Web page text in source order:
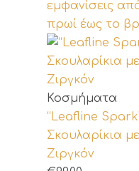
Κοσμήματα
“Leafline
Σκουλαρίκια με
Ζιργκόν
Αυτό
το
προϊόν
έχει